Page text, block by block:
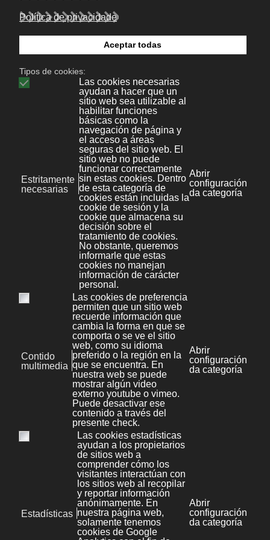
20 Xaneiro 2012
Prev Seguinte
Bonaval Multimedia S.L.
Avenida Florida 9, 2º Ofic.4
Vigo 36.210
(Pontevedra, Galicia, España)
+34 986 447 532
Diseño y desarrollo:Bonaval Multimedia SL
Aviso legal
Novas
File Store
Política de Privacidade
Política de cookies
Área privada
Mapa web